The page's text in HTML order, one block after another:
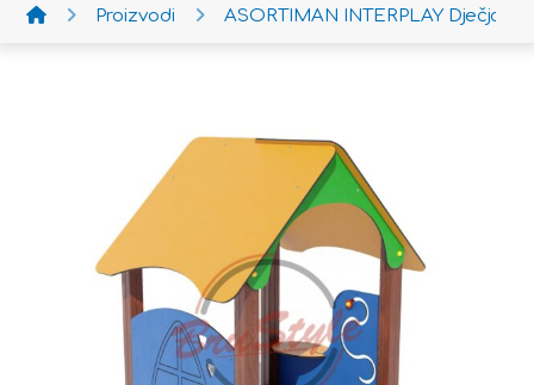
Proizvodi ASORTIMAN INTERPLAY Dječja